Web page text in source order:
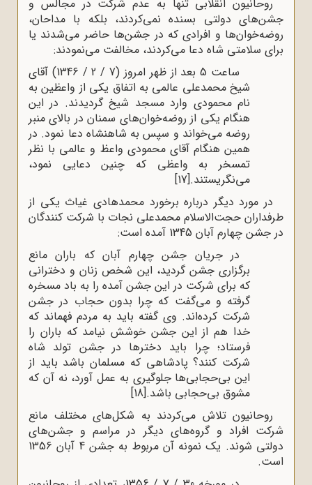
روحانیون انقلابی تنها به عدم شرکت در مجالس و
جشن‌های دولتی بسنده نمی‌کردند، بلکه با مداحان،
روضه‌خوان‌ها و افرادی که در جشن‌ها حاضر می‌شدند یا
برای سلامتی شاه دعا می‌کردند، مخالفت می‌نمودند:
ساعت 5 بعد از ظهر امروز (7 / 2 / 1346) آقای
شیخ محمدعلی عالمی به اتفاق یکی از واعظین به
نام محمودی وارد مسجد شیخ گردیدند. در این
هنگام یکی از روضه‌خوان‌های سمنان در بالای منبر
روضه می‌خواند و سپس به شاهنشاه دعا نمود. در
همین هنگام آقای محمودی واعظ و عالمی با نظر
تمسخر به واعظی که چنین دعایی نمود،
می‌نگریستند.[17]
در مورد دیگر درباره برخورد محمدهادی غیاث یکی از
طرفداران حجت‌الاسلام محمدعلی نجات با شرکت کنندگان
در جشن چهارم آبان 1345 آمده است:
در جریان جشن چهارم آبان که باران مانع
برگزاری جشن گردید، این شخص زنان و دخترانی
که برای شرکت در این جشن آمده را به باد مسخره
گرفته و می‌گفت که چرا بدون حجاب در جشن
شرکت کرده‌اند. وی گفته باید به مردم فهماند که
خدا هم از این جشن خوشش نیامد که باران را
فرستاد؛ چرا باید دخترها در جشن تولد شاه
شرکت کنند؟ پادشاهی که مسلمان باشد باید از
این بی‌حجابی‌ها جلوگیری به عمل آورد، نه آن که
مشوق بی‌حجابی باشد.[18]
روحانیون تلاش می‌کردند به شکل‌های مختلف مانع
شرکت افراد و گروه‌های دیگر در مراسم و جشن‌های
دولتی شوند. یک نمونه آن مربوط به جشن 4 آبان 1356
است.